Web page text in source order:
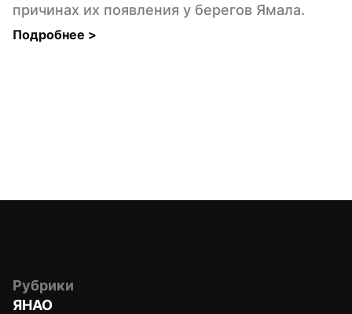
причинах их появления у берегов Ямала.
Подробнее >
Рубрики
ЯНАО